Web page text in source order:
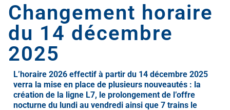
Changement horaire
du 14 décembre
2025
L’horaire 2026 effectif à partir du 14 décembre 2025
verra la mise en place de plusieurs nouveautés : la
création de la ligne L7, le prolongement de l’offre
nocturne du lundi au vendredi ainsi que 7 trains le